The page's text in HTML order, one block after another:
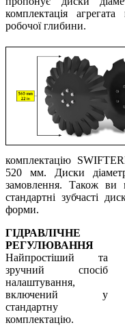
комплектація
робочої глибини.
комплектацію
520 мм. Диски
замовлення. Також ви
стандартні зубчасті
форми.
ГІДРАВЛІЧНЕ
РЕГУЛЮВАННЯ
Найпростіший та
зручний спосіб
налаштування,
включений у
стандартну
комплектацію.